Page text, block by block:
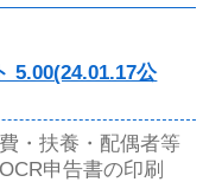
5.00(24.01.17公
・扶養・配偶者等
申告書の印刷